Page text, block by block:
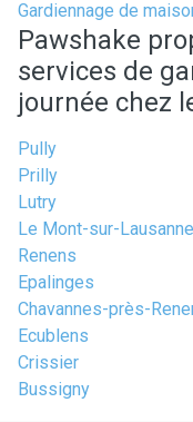
Gardiennage de
Pawshake
services de
journée chez
Pully
Prilly
Lutry
Le Mont-sur-Lausanne
Renens
Epalinges
Chavannes-près-
Ecublens
Crissier
Bussigny